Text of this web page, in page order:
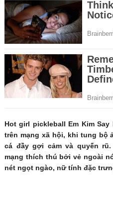
Hot girl pickleball Em Kim
trên mạng xã hội, khi tung bộ
cá đầy gợi cảm và quyến
mạng thích thú bởi vẻ ngoài
nét ngọt ngào, nữ tính đặc